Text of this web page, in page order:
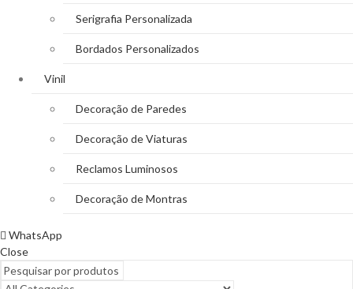
Serigrafia Personalizada
Bordados Personalizados
Vinil
Decoração de Paredes
Decoração de Viaturas
Reclamos Luminosos
Decoração de Montras
WhatsApp
Close